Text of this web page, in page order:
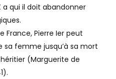
a qui il doit abandonner
France, Pierre Ier peut
sa femme jusqu’à sa mort
héritier (Marguerite de